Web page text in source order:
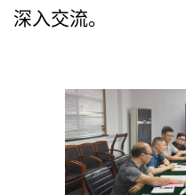
深入交流。